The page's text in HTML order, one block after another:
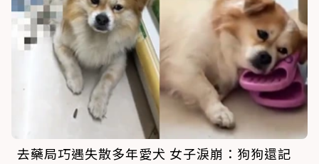
去藥局巧遇失散多年愛犬 女子淚崩：狗狗還記